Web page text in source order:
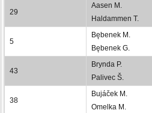
29
Aasen M.
Haldammen T.
5
Bębenek M.
Bębenek G.
43
Brynda P.
Palivec Š.
38
Bujáček M.
Omelka M.